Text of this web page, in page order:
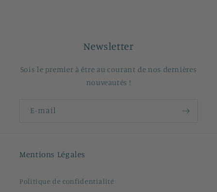
Newsletter
Sois le premier à être au courant de nos dernières
nouveautés !
E-mail
Mentions Légales
Politique de confidentialité